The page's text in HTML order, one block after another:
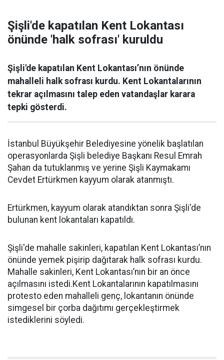
Şişli'de kapatılan Kent Lokantası
önünde 'halk sofrası' kuruldu
Şişli'de kapatılan Kent Lokantası’nın önünde
mahalleli halk sofrası kurdu. Kent Lokantalarının
tekrar açılmasını talep eden vatandaşlar karara
tepki gösterdi.
İstanbul Büyükşehir Belediyesine yönelik başlatılan
operasyonlarda Şişli belediye Başkanı Resul Emrah
Şahan da tutuklanmış ve yerine Şişli Kaymakamı
Cevdet Ertürkmen kayyum olarak atanmıştı.
Ertürkmen, kayyum olarak atandıktan sonra Şişli'de
bulunan kent lokantaları kapatıldı.
Şişli'de mahalle sakinleri, kapatılan Kent Lokantası’nın
önünde yemek pişirip dağıtarak halk sofrası kurdu.
Mahalle sakinleri, Kent Lokantası’nın bir an önce
açılmasını istedi.Kent Lokantalarının kapatılmasını
protesto eden mahalleli genç, lokantanın önünde
simgesel bir çorba dağıtımı gerçekleştirmek
istediklerini söyledi.